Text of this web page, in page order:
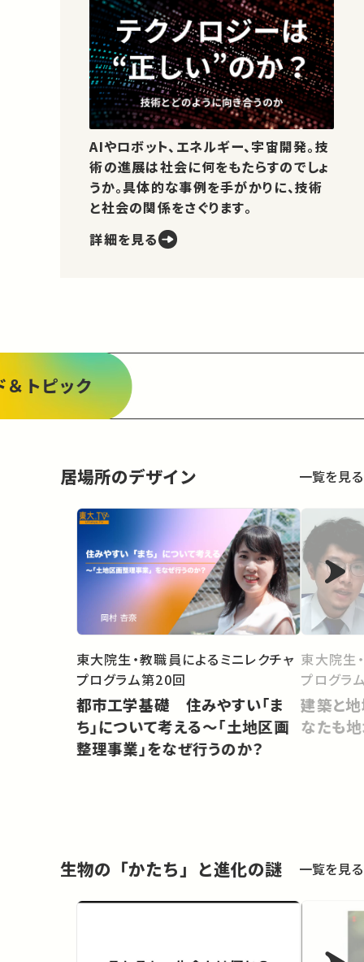
AIやロボット、エネルギー、宇宙開発。技
術の進展は社会に何をもたらすのでしょ
うか。具体的な事例を手がかりに、技術
と社会の関係をさぐります。
詳細を見る
＆トピック
居場所のデザイン 一覧を見る
東大院生・教職員によるミニレクチャ
プログラム第20回
都市工学基礎 住みやすい「ま
ち」について考える〜「土地区画
整理事業」をなぜ行うのか？
東大院生
プログラ
建築と
なたも地
生物の「かたち」と進化の謎 一覧を見る